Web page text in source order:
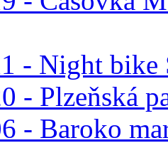
- Night bike
- Plzeňská
- Baroko